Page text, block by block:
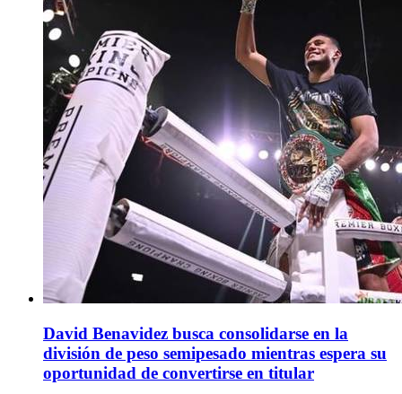
David Benavidez busca consolidarse en la
división de peso semipesado mientras espera su
oportunidad de convertirse en titular